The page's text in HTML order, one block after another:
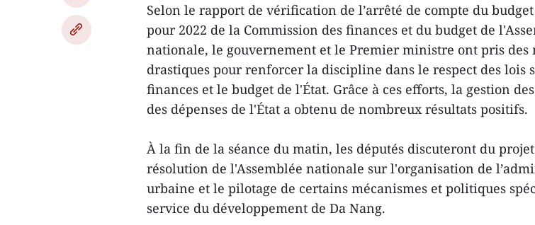
Selon le rapport de vérification de l’arrêté de compte du budget
pour 2022 de la Commission des finances et du budget de
nationale, le gouvernement et le Premier ministre ont pris des
drastiques pour renforcer la discipline dans le respect des lois
finances et le budget de l'État. Grâce à ces efforts, la gestion
des dépenses de l'État a obtenu de nombreux résultats positifs.
À la fin de la séance du matin, les députés discuteront du
résolution de l'Assemblée nationale sur l'organisation de
urbaine et le pilotage de certains mécanismes et politiques
service du développement de Da Nang.